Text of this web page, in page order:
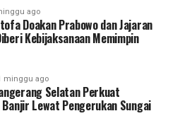
ago
Doakan Prabowo dan Jajaran
Kebijaksanaan Memimpin
minggu ago
Selatan Perkuat
Banjir Lewat Pengerukan Sungai